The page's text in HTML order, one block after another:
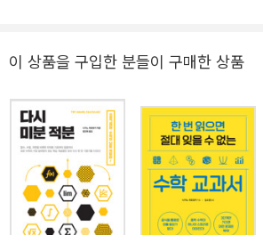
필요한 개념들만 골라 담았다. 단순히 공식을
주며 식의 의미를 파악하는 데 집중한다. 수
어 가고 싶다면 이 책으로 시작해 보자. [출판사 리뷰] 고등학교 이후
잊어버린 수학 지식을 핵심만 골라 쉽고 빠르게 배운다!
을 공부해야 할까? 인공지능, 데이터 과학, 블
기반으로 하는 분야가 생겨나고 꾸준히 주목
도 커졌습니다. 평균과 분산으로 데이터를
이 상품을 구입한 분들이 구매한 상품